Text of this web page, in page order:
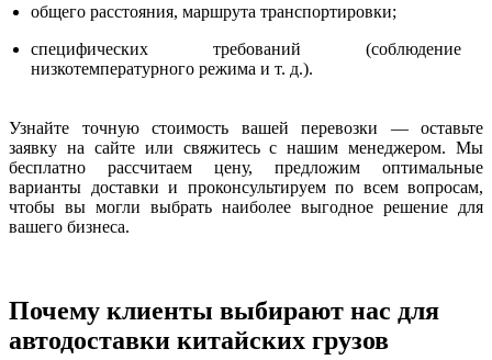
общего расстояния, маршрута транспортировки;
специфических требований (соблюдение
низкотемпературного режима и т. д.).
Узнайте точную стоимость вашей перевозки — оставьте
заявку на сайте или свяжитесь с нашим менеджером. Мы
бесплатно рассчитаем цену, предложим оптимальные
варианты доставки и проконсультируем по всем вопросам,
чтобы вы могли выбрать наиболее выгодное решение для
вашего бизнеса.
Почему клиенты выбирают нас для
автодоставки китайских грузов